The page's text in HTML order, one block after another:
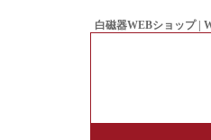
白磁器WEBショップ |